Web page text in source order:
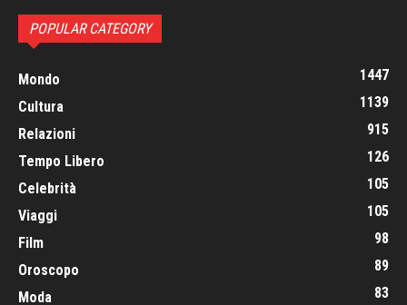
POPULAR CATEGORY
Mondo
1447
Cultura
1139
Relazioni
915
Tempo Libero
126
Celebrità
105
Viaggi
105
Film
98
Oroscopo
89
Moda
83